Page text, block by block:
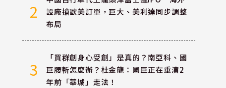
2
設廠搶歐美訂單，巨大、美利達同步調整
布局
3
「買群創身心受創」是真的？南亞科、國
巨腰斬怎麼辦？杜金龍：國巨正在重演2
年前「華城」走法！